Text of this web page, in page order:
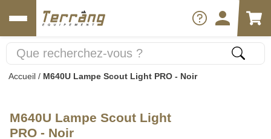
Accueil / M640U Lampe Scout Light PRO - Noir
M640U Lampe Scout Light
PRO - Noir